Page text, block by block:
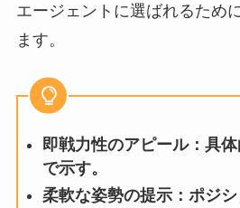
エージェントに選ばれるため
ます。
即戦力性のアピール：具
で示す。
柔軟な姿勢の提示：ポジ